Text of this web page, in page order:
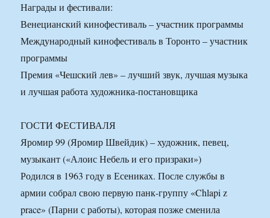
Награды и фестивали:
Венецианский кинофестиваль – участник программы
Международный кинофестиваль в Торонто – участник
программы
Премия «Чешский лев» – лучший звук, лучшая музыка
и лучшая работа художника-постановщика
ГОСТИ ФЕСТИВАЛЯ
Яромир 99 (Яромир Швейдик) – художник, певец,
музыкант («Алоис Небель и его призраки»)
Родился в 1963 году в Есениках. После службы в
армии собрал свою первую панк-группу «Chlapi z
prace» (Парни с работы), которая позже сменила